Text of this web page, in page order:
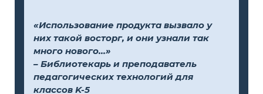
«Использование продукта вызвало у
них такой восторг, и они узнали так
много нового...»
– Библиотекарь и преподаватель
педагогических технологий для
классов K-5